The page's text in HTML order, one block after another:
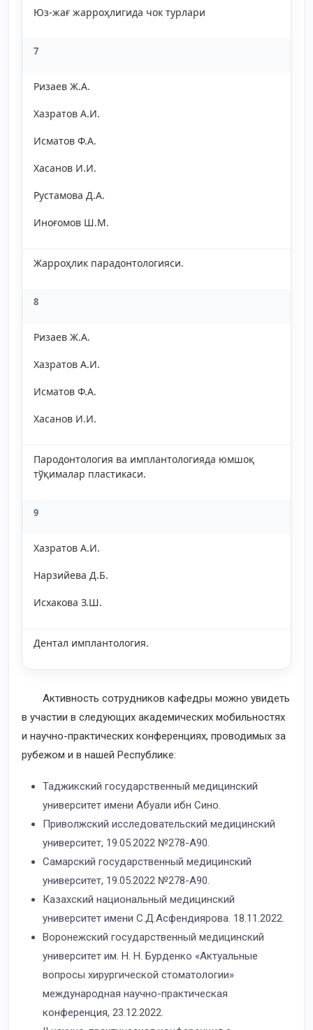
Юз-жағ жарроҳлигида чок турлари
7
Ризаев Ж.A.
Хазратов A.И.
Исматов Ф.A.
Хасанов И.И.
Рустамова Д.A.
Иноғомов Ш.М.
Жарроҳлик парадонтологияси.
8
Ризаев Ж.A.
Хазратов A.И.
Исматов Ф.A.
Хасанов И.И.
Пародонтология ва имплантологияда юмшоқ
тўқималар пластикаси.
9
Хазратов A.И.
Нарзийева Д.Б.
Исхакова З.Ш.
Дентал имплантология.
Активность сотрудников кафедры можно увидеть
в участии в следующих академических мобильностях
и научно-практических конференциях, проводимых за
рубежом и в нашей Республике:
Таджикский государственный медицинский
университет имени Абуали ибн Сино.
Приволжский исследовательский медицинский
университет, 19.05.2022 №278-А90.
Самарский государственный медицинский
университет, 19.05.2022 №278-А90.
Казахский национальный медицинский
университет имени С.Д.Асфендиярова. 18.11.2022.
Воронежский государственный медицинский
университет им. Н. Н. Бурденко «Актуальные
вопросы хирургической стоматологии»
международная научно-практическая
конференция, 23.12.2022.